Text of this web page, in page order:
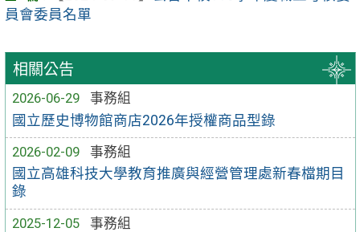
相關公告
2026-06-29
事務組
國立歷史博物館商店2026年授權商品型錄
2026-02-09
事務組
國立高雄科技大學教育推廣與經營管理處新春檔期目
錄
2025-12-05
事務組
員會委員名單